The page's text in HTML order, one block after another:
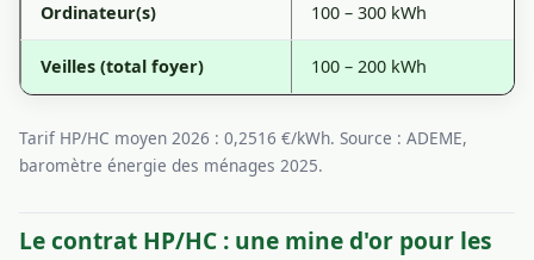
Ordinateur(s) 100 – 300 kWh
Veilles (total foyer) 100 – 200 kWh
Tarif HP/HC moyen 2026 : 0,2516 €/kWh. Source : ADEME,
baromètre énergie des ménages 2025.
Le contrat HP/HC : une mine d'or pour les